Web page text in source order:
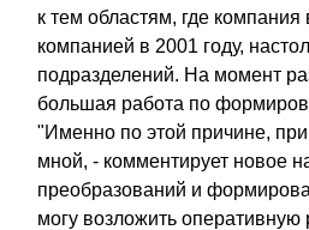
к тем областям, где
компанией в 2001 году,
подразделений. На момент
большая работа по
"Именно по этой причине, при
мной, - комментирует новое
преобразований и
могу возложить